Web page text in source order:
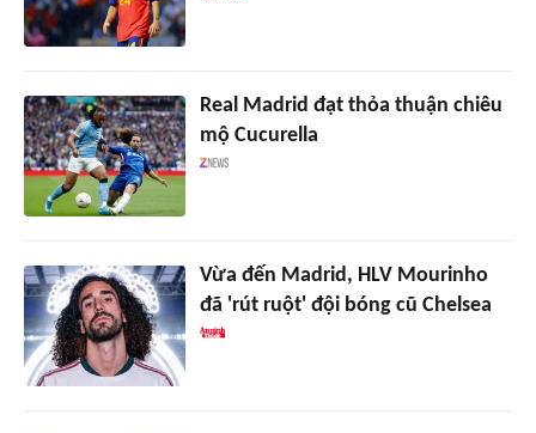
Real Madrid đạt thỏa thuận chiêu
mộ Cucurella
Vừa đến Madrid, HLV Mourinho
đã 'rút ruột' đội bóng cũ Chelsea